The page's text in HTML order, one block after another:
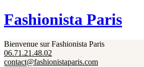
Fashionista Paris
Bienvenue sur Fashionista Paris
06.71.21.48.02
contact@fashionistaparis.com
Fermeture annuelle du 17